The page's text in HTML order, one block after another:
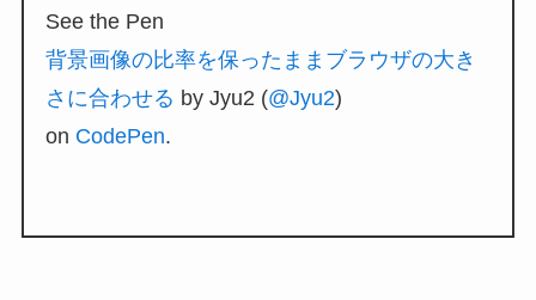
See the Pen
背景画像の比率を保ったままブラウザの大き
さに合わせる by Jyu2 (@Jyu2)
on CodePen.